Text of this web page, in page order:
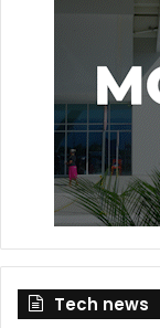
Tech news